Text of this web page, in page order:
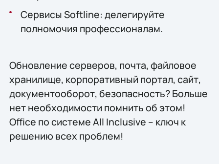
Сервисы Softline: делегируйте
полномочия профессионалам.
Обновление серверов, почта, файловое
хранилище, корпоративный портал, сайт,
документооборот, безопасность? Больше
нет необходимости помнить об этом!
Office по системе All Inclusive – ключ к
решению всех проблем!